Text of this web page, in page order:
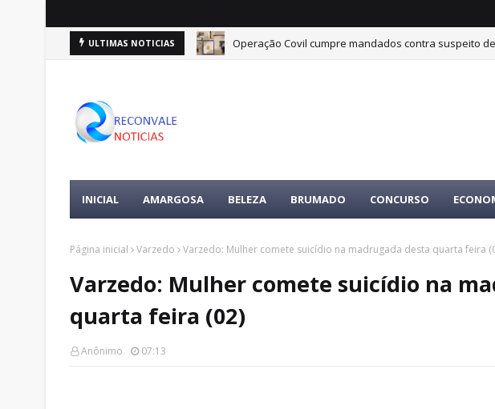
ULTIMAS NOTICIAS Operação Covil cumpre mandados contra suspeito
INICIAL AMARGOSA BELEZA BRUMADO CONCURSO
Página inicial Varzedo Varzedo: Mulher comete suicídio na madrugada desta quarta feira
Varzedo: Mulher comete suicídio na
quarta feira (02)
Anônimo 07:13